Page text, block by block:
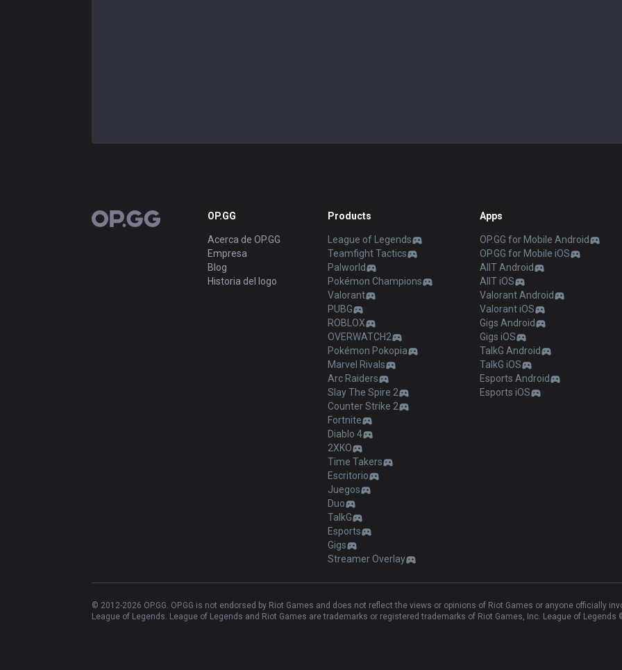
OP.GG OP.GG
Acerca de OP.GG
Empresa
Blog
Historia del logo
Products
League of Legends
Teamfight Tactics
Palworld
Pokémon Champions
Valorant
PUBG
ROBLOX
OVERWATCH2
Pokémon Pokopia
Marvel Rivals
Arc Raiders
Slay The Spire 2
Counter Strike 2
Fortnite
Diablo 4
2XKO
Time Takers
Escritorio
Juegos
Duo
TalkG
Esports
Gigs
Streamer Overlay
Apps
OP.GG for Mobile Android
OP.GG for Mobile iOS
AllT Android
AllT iOS
Valorant Android
Valorant iOS
Gigs Android
Gigs iOS
TalkG Android
TalkG iOS
Esports Android
Esports iOS
© 2012-2026 OP.GG. OP.GG is not endorsed by Riot Games and does not reflect the views or opinions of Riot Games or anyone officially
League of Legends. League of Legends and Riot Games are trademarks or registered trademarks of Riot Games, Inc. League of Legends